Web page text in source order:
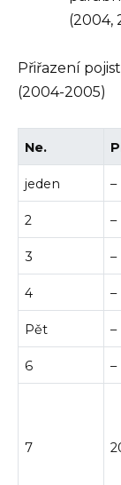
Přiřazení
(2004-2005)
Ne.
jeden –
2 –
3 –
4 –
Pět –
6 –
7